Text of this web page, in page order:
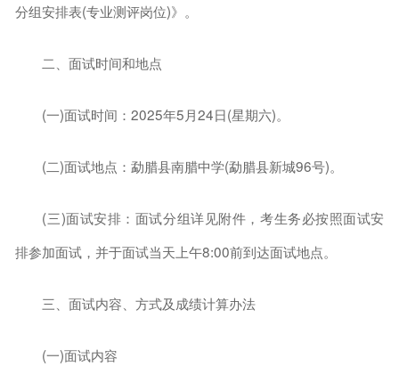
分组安排表(专业测评岗位)》。
二、面试时间和地点
(一)面试时间：2025年5月24日(星期六)。
(二)面试地点：勐腊县南腊中学(勐腊县新城96号)。
(三)面试安排：面试分组详见附件，考生务必按照面试安
排参加面试，并于面试当天上午8:00前到达面试地点。
三、面试内容、方式及成绩计算办法
(一)面试内容